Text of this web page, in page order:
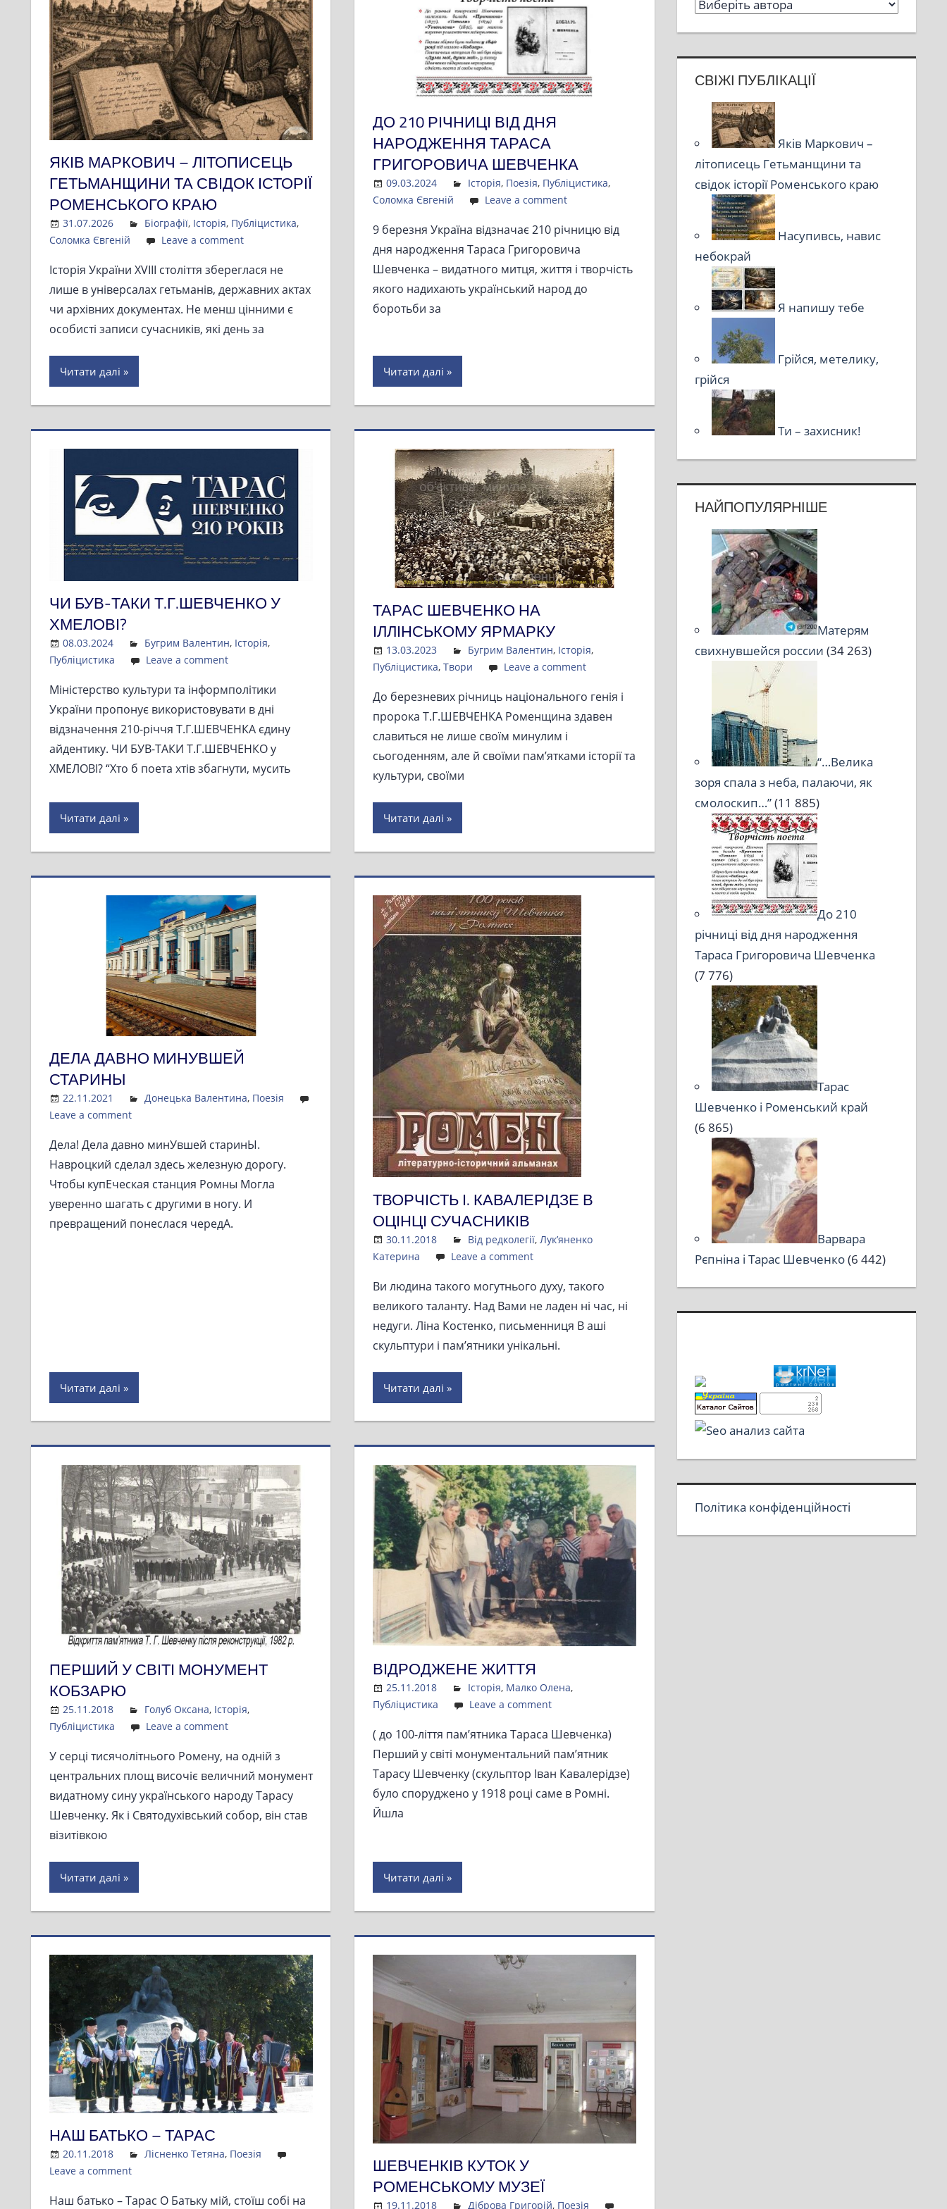
ЯКІВ МАРКОВИЧ – ЛІТОПИСЕЦЬ
ГЕТЬМАНЩИНИ ТА СВІДОК ІСТОРІЇ
РОМЕНСЬКОГО КРАЮ
31.07.2026 Admin
Біографії, Історія, Публіцистика,
Соломка Євгеній
Leave a comment
Історія України XVIII століття збереглася не
лише в універсалах гетьманів, державних актах
чи архівних документах. Не менш цінними є
особисті записи сучасників, які день за
Читати далі
ДО 210 РІЧНИЦІ ВІД ДНЯ
НАРОДЖЕННЯ ТАРАСА
ГРИГОРОВИЧА ШЕВЧЕНКА
09.03.2024 Admin
Історія, Поезія, Публіцистика,
Соломка Євгеній
Leave a comment
9 березня Україна відзначає 210 річницю від
дня народження Тараса Григоровича
Шевченка – видатного митця, життя і творчість
якого надихають український народ до
боротьби за
Читати далі
ЧИ БУВ-ТАКИ Т.Г.ШЕВЧЕНКО У
ХМЕЛОВІ?
08.03.2024 Admin
Бугрим Валентин, Історія,
Публіцистика
Leave a comment
Міністерство культури та інформполітики
України пропонує використовувати в дні
відзначення 210-річчя Т.Г.ШЕВЧЕНКА єдину
айдентику. ЧИ БУВ-ТАКИ Т.Г.ШЕВЧЕНКО у
ХМЕЛОВІ? “Хто б поета хтів збагнути, мусить
Читати далі
ТАРАС ШЕВЧЕНКО НА
ІЛЛІНСЬКОМУ ЯРМАРКУ
13.03.2023 Admin
Бугрим Валентин, Історія,
Публіцистика, Твори Leave a comment
До березневих річниць національного генія і
пророка Т.Г.ШЕВЧЕНКА Роменщина здавен
славиться не лише своїм минулим і
сьогоденням, але й своїми пам’ятками історії та
культури, своїми
Читати далі
ДЕЛА ДАВНО МИНУВШЕЙ
СТАРИНЫ
22.11.2021 Admin
Донецька Валентина, Поезія
Leave a comment
Дела! Дела давно минУвшей старинЫ.
Навроцкий сделал здесь железную дорогу.
Чтобы купЕческая станция Ромны Могла
уверенно шагать с другими в ногу. И
превращений понеслася чередА.
Читати далі
ТВОРЧІСТЬ І. КАВАЛЕРІДЗЕ В
ОЦІНЦІ СУЧАСНИКІВ
30.11.2018 Admin
Від редколегії, Лук’яненко
Катерина
Leave a comment
Bи людина такого могутнього духу, такого
великого таланту. Hад Вами не ладен ні час, ні
недуги. Ліна Костенко, письменниця B аші
скульптури і пам’ятники унікальні.
Читати далі
ПЕРШИЙ У СВІТІ МОНУМЕНТ
КОБЗАРЮ
25.11.2018 Admin
Голуб Оксана, Історія,
Публіцистика
Leave a comment
У серці тисячолітнього Ромену, на одній з
центральних площ височіє величний монумент
видатному сину українського народу Тарасу
Шевченку. Як і Святодухівський собор, він став
візитівкою
Читати далі
ВІДРОДЖЕНЕ ЖИТТЯ
25.11.2018 Admin
Історія, Малко Олена,
Публіцистика
Leave a comment
( до 100-ліття пам’ятника Тараса Шевченка)
Перший у світі монументальний пам’ятник
Тарасу Шевченку (скульптор Іван Кавалерідзе)
було споруджено у 1918 році саме в Ромні.
Йшла
Читати далі
НАШ БАТЬКО – ТАРАС
20.11.2018 Admin
Лісненко Тетяна, Поезія
Leave a comment
Наш батько – Тарас О Батьку мій, стоїш собі на
ШЕВЧЕНКІВ КУТОК У
РОМЕНСЬКОМУ МУЗЕЇ
19.11.2018 Admin
Діброва Григорій, Поезія
СВІЖІ ПУБЛІКАЦІЇ
Яків Маркович –
літописець Гетьманщини та
свідок історії Роменського краю
Насупивсь, навис
небокрай
Я напишу тебе
Грійся, метелику,
грійся
Ти – захисник!
НАЙПОПУЛЯРНІШЕ
Матерям
свихнувшейся россии (34 263)
“…Велика
зоря спала з неба, палаючи, як
смолоскип…”(11 885)
До 210
річниці від дня народження
Тараса Григоровича Шевченка
(7 776)
Тарас
Шевченко і Роменський край
(6 865)
Варвара
Рєпніна і Тарас Шевченко(6 442)
Політика конфіденційності